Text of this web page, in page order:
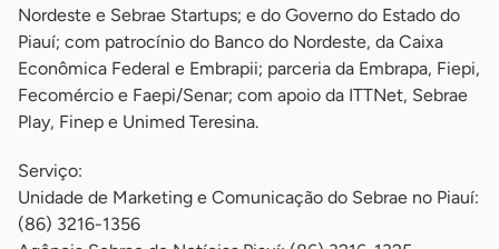
Nordeste e Sebrae Startups; e do Governo do Estado do
Piauí; com patrocínio do Banco do Nordeste, da Caixa
Econômica Federal e Embrapii; parceria da Embrapa, Fiepi,
Fecomércio e Faepi/Senar; com apoio da ITTNet, Sebrae
Play, Finep e Unimed Teresina.
Serviço:
Unidade de Marketing e Comunicação do Sebrae no Piauí:
(86) 3216-1356